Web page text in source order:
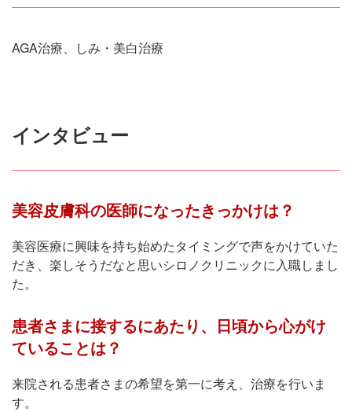
AGA治療、しみ・美白治療
インタビュー
美容皮膚科の医師になったきっかけは？
美容医療に興味を持ち始めたタイミングで声をかけていた
だき、楽しそうだなと思いシロノクリニックに入職しまし
た。
患者さまに接するにあたり、日頃から心がけ
ていることは？
来院される患者さまの希望を第一に考え、治療を行いま
す。